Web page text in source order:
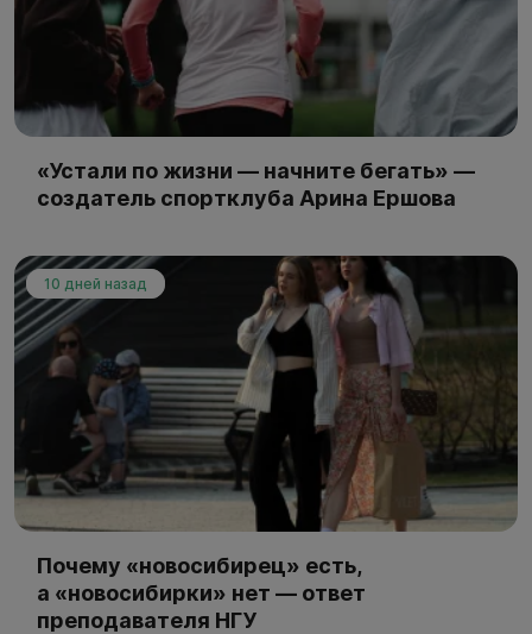
«Устали по жизни — начните бегать» —
создатель спортклуба Арина Ершова
10 дней назад
Почему «новосибирец» есть,
а «новосибирки» нет — ответ
преподавателя НГУ